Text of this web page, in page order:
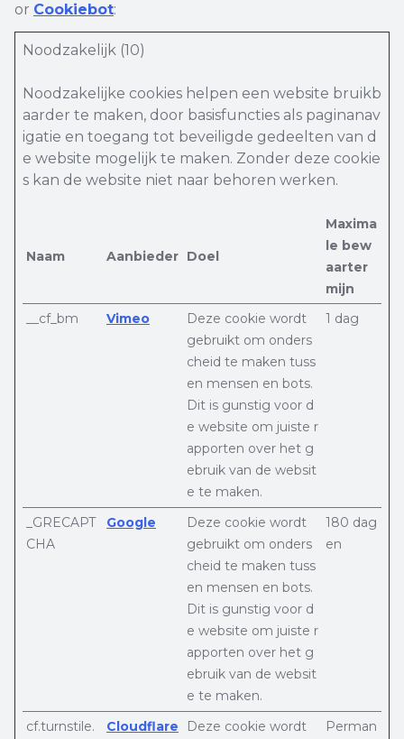
or Cookiebot:
Noodzakelijk (10)
Noodzakelijke cookies helpen een website bruikb
aarder te maken, door basisfuncties als paginanav
igatie en toegang tot beveiligde gedeelten van d
e website mogelijk te maken. Zonder deze cookie
s kan de website niet naar behoren werken.
Naam Aanbieder Doel
Maxima
le bew
aarter
mijn
__cf_bm
Vimeo
Deze cookie wordt
gebruikt om onders
cheid te maken tuss
en mensen en bots.
Dit is gunstig voor d
e website om juiste r
apporten over het g
ebruik van de websit
e te maken.
1 dag
_GRECAPT
CHA
Google
Deze cookie wordt
gebruikt om onders
cheid te maken tuss
en mensen en bots.
Dit is gunstig voor d
e website om juiste r
apporten over het g
ebruik van de websit
e te maken.
180 dag
en
cf.turnstile.
Cloudflare
Deze cookie wordt
Perman